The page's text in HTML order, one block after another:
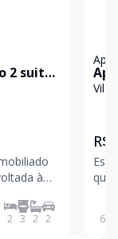
2 suites
à
TV,
2 3 2 2
Vila
R$
60